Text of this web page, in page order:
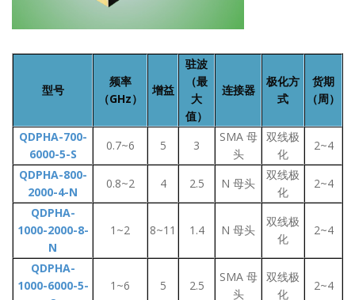
型号
频率
（GHz）
增益
驻波
（最
大
值）
连接器
极化方
式
货期
（周）
QDPHA-700-
6000-5-S
0.7~6 5 3
SMA 母
头
双线极
化
2~4
QDPHA-800-
2000-4-N
0.8~2 4 2.5 N 母头
双线极
化
2~4
QDPHA-
1000-2000-8-
N
1~2 8~11 1.4 N 母头
双线极
化
2~4
QDPHA-
1000-6000-5-
1~6 5 2.5
SMA 母
头
双线极
化
2~4